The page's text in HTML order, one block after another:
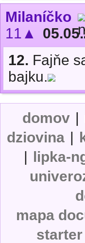
Milaníčko
11▲
12. Fajňe
bajku.
domov |
dziovina |
| lipka-
mapa
starter